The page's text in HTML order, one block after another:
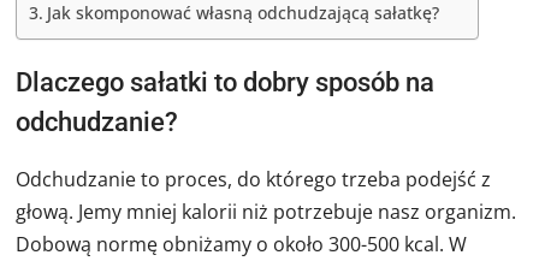
Jak skomponować własną odchudzającą sałatkę?
Dlaczego sałatki to dobry sposób na
odchudzanie?
Odchudzanie to proces, do którego trzeba podejść z
głową. Jemy mniej kalorii niż potrzebuje nasz organizm.
Dobową normę obniżamy o około 300-500 kcal. W